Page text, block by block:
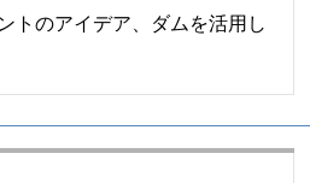
トのアイデア、ダムを活用し